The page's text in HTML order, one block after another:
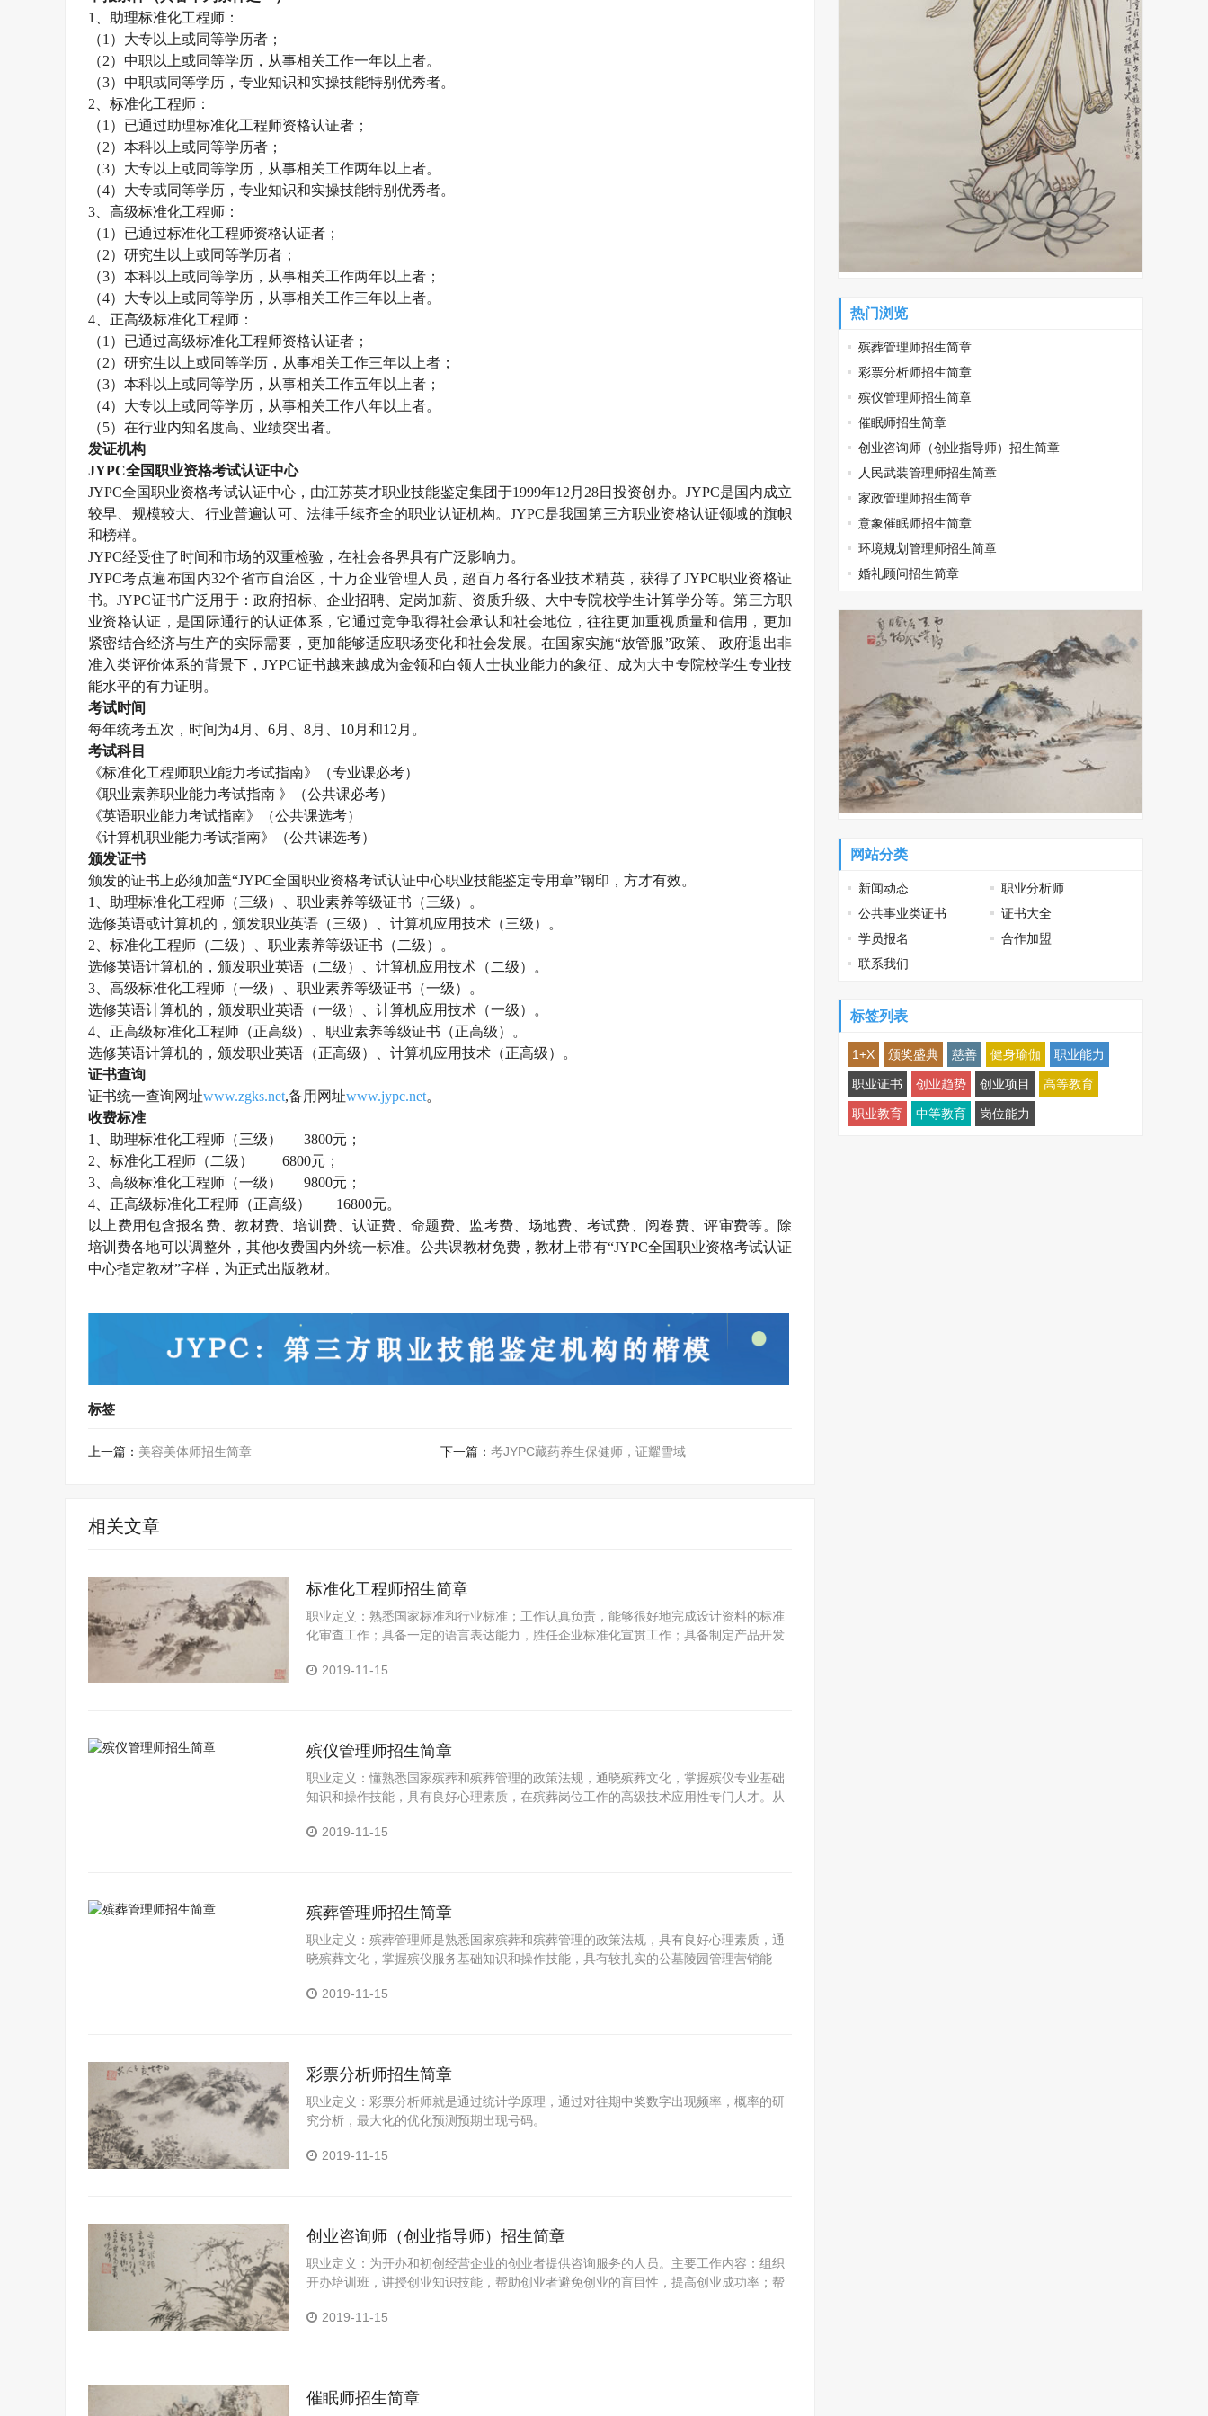
1、助理标准化工程师 ：
（1）大专以上或同等学历者；
（2）中职以上或同等学历，从事相关工作一年以上者。
（3）中职或同等学历，专业知识和实操技能特别优秀者。
2、 标准化工程师 ：
（1）已通过助理标准化工程师资格认证者；
（2）本科以上或同等学历者；
（3）大专以上或同等学历，从事相关工作两年以上者。
（4）大专或同等学历，专业知识和实操技能特别优秀者。
3、高级标准化工程师 ：
（1）已通过标准化工程师资格认证者；
（2）研究生以上或同等学历者；
（3）本科以上或同等学历，从事相关工作两年以上者；
（4）大专以上或同等学历，从事相关工作三年以上者。
4、正高级标准化工程师 ：
（1）已通过高级标准化工程师资格认证者；
（2）研究生以上或同等学历，从事相关工作三年以上者；
（3）本科以上或同等学历，从事相关工作五年以上者；
（4）大专以上或同等学历，从事相关工作八年以上者。
（5）在行业内知名度高、业绩突出者。
发证机构
JYPC全国职业资格考试认证中心
JYPC全国职业资格考试认证中心，由江苏英才职业技能鉴定集团于1999年12月28日投资创办。JYPC是国内成立
较早、规模较大、行业普遍认可、法律手续齐全的职业认证机构。JYPC是我国第三方职业资格认证领域的旗帜
和榜样。
JYPC经受住了时间和市场的双重检验，在社会各界具有广泛影响力。
JYPC考点遍布国内32个省市自治区，十万企业管理人员，超百万各行各业技术精英，获得了JYPC职业资格证
书。JYPC证书广泛用于：政府招标、企业招聘、定岗加薪、资质升级、大中专院校学生计算学分等。第三方职
业资格认证，是国际通行的认证体系，它通过竞争取得社会承认和社会地位，往往更加重视质量和信用，更加
紧密结合经济与生产的实际需要，更加能够适应职场变化和社会发展。在国家实施“放管服”政策、 政府退出非
准入类评价体系的背景下，JYPC证书越来越成为金领和白领人士执业能力的象征、成为大中专院校学生专业技
能水平的有力证明。
考试时间
每年统考五次，时间为4月、6月、8月、10月和12月。
考试科目
《标准化工程师职业能力考试指南》（专业课必考）
《职业素养职业能力考试指南 》（公共课必考）
《英语职业能力考试指南》（公共课选考）
《计算机职业能力考试指南》（公共课选考）
颁发证书
颁发的证书上必须加盖“JYPC全国职业资格考试认证中心职业技能鉴定专用章”钢印，方才有效。
1、助理标准化工程师 （三级）、职业素养等级证书（三级）。
选修英语或计算机的，颁发职业英语（三级）、计算机应用技术（三级）。
2、 标准化工程师 （二级）、职业素养等级证书（二级）。
选修英语计算机的，颁发职业英语（二级）、计算机应用技术（二级）。
3、高级标准化工程师 （一级）、职业素养等级证书（一级）。
选修英语计算机的，颁发职业英语（一级）、计算机应用技术（一级）。
4、正高级标准化工程师 （正高级）、职业素养等级证书（正高级）。
选修英语计算机的，颁发职业英语（正高级）、计算机应用技术（正高级）。
证书查询
证书统一查询网址www.zgks.net,备用网址www.jypc.net。
收费标准
1、助理标准化工程师 （三级）
3800元；
2、 标准化工程师 （二级）
6800元；
3、高级标准化工程师 （一级）
9800元；
4、正高级标准化工程师 （正高级）
16800元。
以上费用包含报名费、教材费、培训费、认证费、命题费、监考费、场地费、考试费、阅卷费、评审费等。除
培训费各地可以调整外，其他收费国内外统一标准。公共课教材免费，教材上带有“JYPC全国职业资格考试认证
中心指定教材”字样，为正式出版教材。
标签
上一篇： 美容美体师招生简章 下一篇： 考JYPC藏药养生保健师，证耀雪域
相关文章
标准化工程师招生简章
职业定义：熟悉国家标准和行业标准；工作认真负责，能够很好地完成设计资料的标准
化审查工作；具备一定的语言表达能力，胜任企业标准化宣贯工作；具备制定产品开发
2019-11-15
殡仪管理师招生简章
职业定义：懂熟悉国家殡葬和殡葬管理的政策法规，通晓殡葬文化，掌握殡仪专业基础
知识和操作技能，具有良好心理素质，在殡葬岗位工作的高级技术应用性专门人才。从
2019-11-15
殡葬管理师招生简章
职业定义：殡葬管理师是熟悉国家殡葬和殡葬管理的政策法规，具有良好心理素质，通
晓殡葬文化，掌握殡仪服务基础知识和操作技能，具有较扎实的公墓陵园管理营销能
2019-11-15
彩票分析师招生简章
职业定义：彩票分析师就是通过统计学原理，通过对往期中奖数字出现频率，概率的研
究分析，最大化的优化预测预期出现号码。
2019-11-15
创业咨询师（创业指导师）招生简章
职业定义：为开办和初创经营企业的创业者提供咨询服务的人员。主要工作内容：组织
开办培训班，讲授创业知识技能，帮助创业者避免创业的盲目性，提高创业成功率；帮
业模式等作出明确的定位和发展规划；就创业者在创业实践中所涉及的知识、政策、法
2019-11-15
催眠师招生简章
热门浏览
殡葬管理师招生简章
彩票分析师招生简章
殡仪管理师招生简章
催眠师招生简章
创业咨询师（创业指导师）招生简章
人民武装管理师招生简章
家政管理师招生简章
意象催眠师招生简章
环境规划管理师招生简章
婚礼顾问招生简章
网站分类
新闻动态
职业分析师
公共事业类证书
证书大全
学员报名
合作加盟
联系我们
标签列表
1+X 颁奖盛典 慈善 健身瑜伽 职业能力
职业证书 创业趋势 创业项目 高等教育
职业教育 中等教育 岗位能力